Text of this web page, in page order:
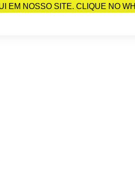
EM NOSSO SITE. CLIQUE NO